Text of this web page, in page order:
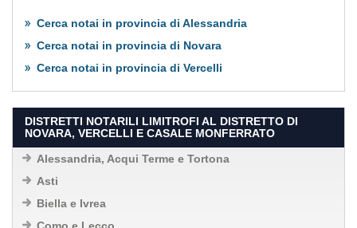
Cerca notai in provincia di Alessandria
Cerca notai in provincia di Novara
Cerca notai in provincia di Vercelli
DISTRETTI NOTARILI LIMITROFI AL DISTRETTO DI
NOVARA, VERCELLI E CASALE MONFERRATO
Alessandria, Acqui Terme e Tortona
Asti
Biella e Ivrea